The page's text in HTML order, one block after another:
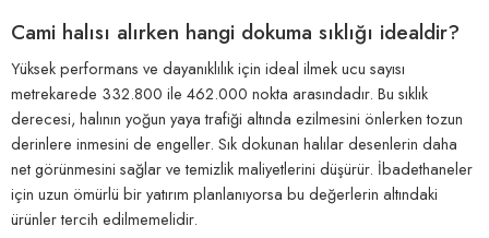
Cami halısı alırken hangi dokuma sıklığı idealdir?
Yüksek performans ve dayanıklılık için ideal ilmek ucu sayısı
metrekarede 332.800 ile 462.000 nokta arasındadır. Bu sıklık
derecesi, halının yoğun yaya trafiği altında ezilmesini önlerken tozun
derinlere inmesini de engeller. Sık dokunan halılar desenlerin daha
net görünmesini sağlar ve temizlik maliyetlerini düşürür. İbadethaneler
için uzun ömürlü bir yatırım planlanıyorsa bu değerlerin altındaki
ürünler tercih edilmemelidir.